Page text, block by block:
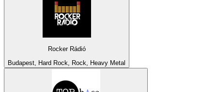
Rocker Rádió
Budapest, Hard Rock, Rock, Heavy Metal